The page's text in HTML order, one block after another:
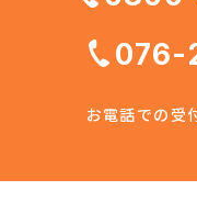
076-
お電話での受